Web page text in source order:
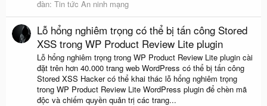
đàn: Tin tức An ninh mạng
Lỗ hổng nghiêm trọng có thể bị tấn công Stored
XSS trong WP Product Review Lite plugin
Lỗ hổng nghiêm trọng trong WP Product Review Lite plugin cài
đặt trên hơn 40.000 trang web WordPress có thể bị tấn công
Stored XSS Hacker có thể khai thác lỗ hổng nghiêm trọng
trong WP Product Review Lite WordPress plugin để chèn mã
độc và chiếm quyền quản trị các trang...